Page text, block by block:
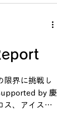
限界に挑戦し
by 慶
ス、アイスホ